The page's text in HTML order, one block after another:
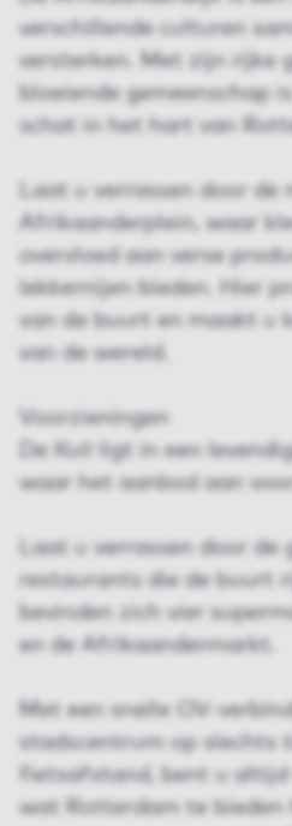
verschillende culturen
versterken. Met zijn rijke
bloeiende gemeenschap
schat in het hart van
Laat u verrassen door de
Afrikaanderplein, waar
overvloed aan verse
lekkernijen bieden. Hier
van de buurt en maakt u
van de wereld.
Voorzieningen
De Kuil ligt in een
waar het aanbod aan
Laat u verrassen door de
restaurants die de buurt
bevinden zich vier
en de Afrikaandermarkt.
Met een snelle OV-
stadscentrum op slechts
fietsafstand, bent u altijd
wat Rotterdam te bieden